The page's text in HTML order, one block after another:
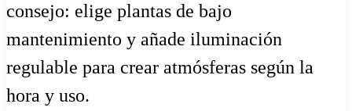
consejo: elige plantas de bajo
mantenimiento y añade iluminación
regulable para crear atmósferas según la
hora y uso.